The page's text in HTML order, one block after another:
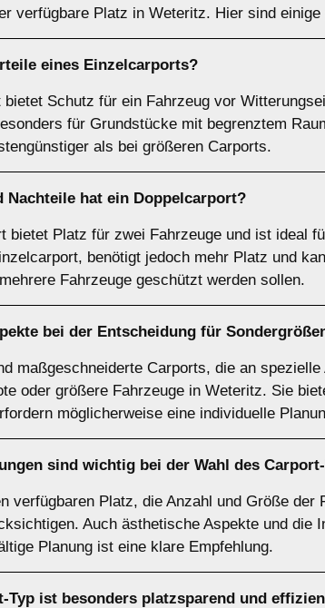
verfügbare Platz in Weteritz. Hier sind einige
eines Einzelcarports?
Schutz für ein Fahrzeug vor
für Grundstücke mit begrenztem
als bei größeren Carports.
Nachteile hat ein Doppelcarport?
bietet Platz für zwei Fahrzeuge und ist ideal
benötigt jedoch mehr Platz und
Fahrzeuge geschützt werden sollen.
bei der Entscheidung für
maßgeschneiderte Carports, die an
oder größere Fahrzeuge in Weteritz. Sie
möglicherweise eine individuelle
sind wichtig bei der Wahl des
verfügbaren Platz, die Anzahl und Größe
Auch ästhetische Aspekte und die
Planung ist eine klare Empfehlung.
Typ ist besonders platzsparend und